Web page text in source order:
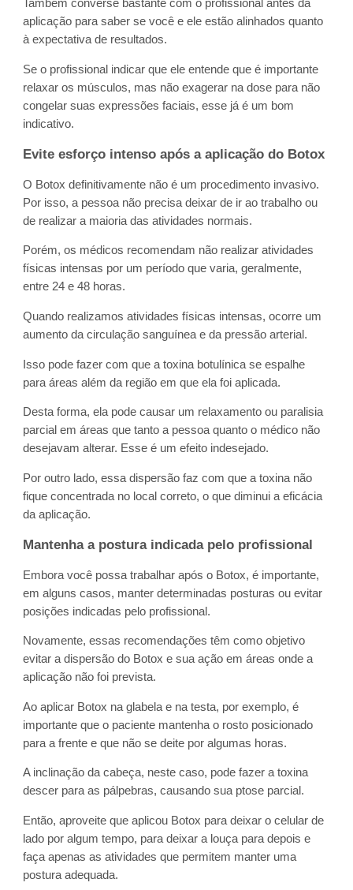
Também converse bastante com o profissional antes da
aplicação para saber se você e ele estão alinhados quanto
à expectativa de resultados.
Se o profissional indicar que ele entende que é importante
relaxar os músculos, mas não exagerar na dose para não
congelar suas expressões faciais, esse já é um bom
indicativo.
Evite esforço intenso após a aplicação do Botox
O Botox definitivamente não é um procedimento invasivo.
Por isso, a pessoa não precisa deixar de ir ao trabalho ou
de realizar a maioria das atividades normais.
Porém, os médicos recomendam não realizar atividades
físicas intensas por um período que varia, geralmente,
entre 24 e 48 horas.
Quando realizamos atividades físicas intensas, ocorre um
aumento da circulação sanguínea e da pressão arterial.
Isso pode fazer com que a toxina botulínica se espalhe
para áreas além da região em que ela foi aplicada.
Desta forma, ela pode causar um relaxamento ou paralisia
parcial em áreas que tanto a pessoa quanto o médico não
desejavam alterar. Esse é um efeito indesejado.
Por outro lado, essa dispersão faz com que a toxina não
fique concentrada no local correto, o que diminui a eficácia
da aplicação.
Mantenha a postura indicada pelo profissional
Embora você possa trabalhar após o Botox, é importante,
em alguns casos, manter determinadas posturas ou evitar
posições indicadas pelo profissional.
Novamente, essas recomendações têm como objetivo
evitar a dispersão do Botox e sua ação em áreas onde a
aplicação não foi prevista.
Ao aplicar Botox na glabela e na testa, por exemplo, é
importante que o paciente mantenha o rosto posicionado
para a frente e que não se deite por algumas horas.
A inclinação da cabeça, neste caso, pode fazer a toxina
descer para as pálpebras, causando sua ptose parcial.
Então, aproveite que aplicou Botox para deixar o celular de
lado por algum tempo, para deixar a louça para depois e
faça apenas as atividades que permitem manter uma
postura adequada.